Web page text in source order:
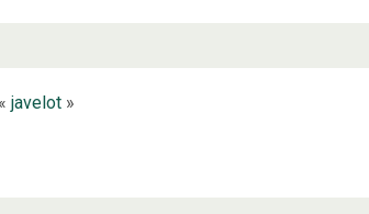
javelot»